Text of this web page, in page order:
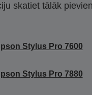
skatiet tālāk
Stylus Pro 7600
Stylus Pro 7880